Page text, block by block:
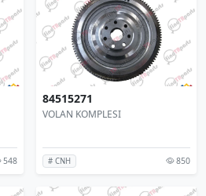
548
84515271
VOLAN KOMPLESI
# CNH 850